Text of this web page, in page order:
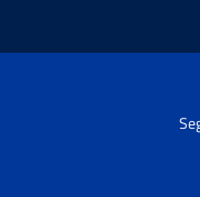
a sostegno